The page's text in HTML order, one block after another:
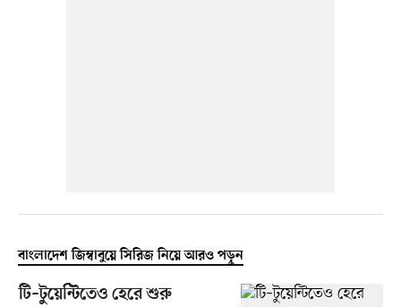
বাংলাদেশ জিম্বাবুয়ে সিরিজ নিয়ে আরও পড়ুন
টি–টুয়েন্টিতেও হেরে শুরু